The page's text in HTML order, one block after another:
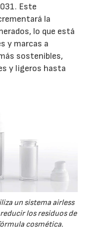
Este
la
lo que está
y marcas a
sostenibles,
y ligeros hasta
un sistema airless
los residuos de
cosmética.